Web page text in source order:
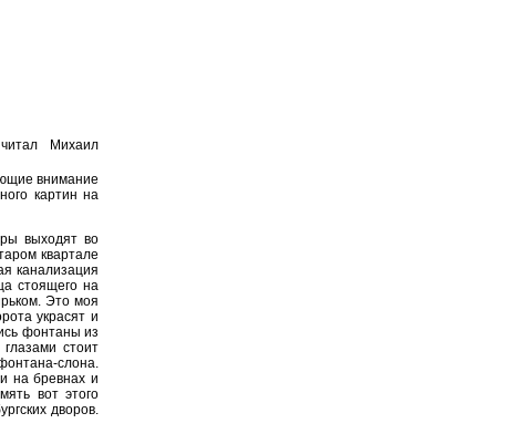
Михаил
внимание
картин на
выходят во
квартале
канализация
стоящего на
Это моя
украсят и
фонтаны из
стоит
слона.
на бревнах и
вот этого
дворов.